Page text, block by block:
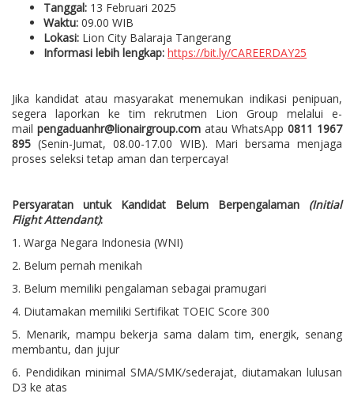
Tanggal: 13 Februari 2025
Waktu: 09.00 WIB
Lokasi: Lion City Balaraja Tangerang
Informasi lebih lengkap: https://bit.ly/CAREERDAY25
Jika kandidat atau masyarakat menemukan indikasi penipuan,
segera laporkan ke tim rekrutmen Lion Group melalui e-
mail pengaduanhr@lionairgroup.com atau WhatsApp 0811 1967
895 (Senin-Jumat, 08.00-17.00 WIB). Mari bersama menjaga
proses seleksi tetap aman dan terpercaya!
Persyaratan untuk Kandidat Belum Berpengalaman (Initial
Flight Attendant):
1. Warga Negara Indonesia (WNI)
2. Belum pernah menikah
3. Belum memiliki pengalaman sebagai pramugari
4. Diutamakan memiliki Sertifikat TOEIC Score 300
5. Menarik, mampu bekerja sama dalam tim, energik, senang
membantu, dan jujur
6. Pendidikan minimal SMA/SMK/sederajat, diutamakan lulusan
D3 ke atas